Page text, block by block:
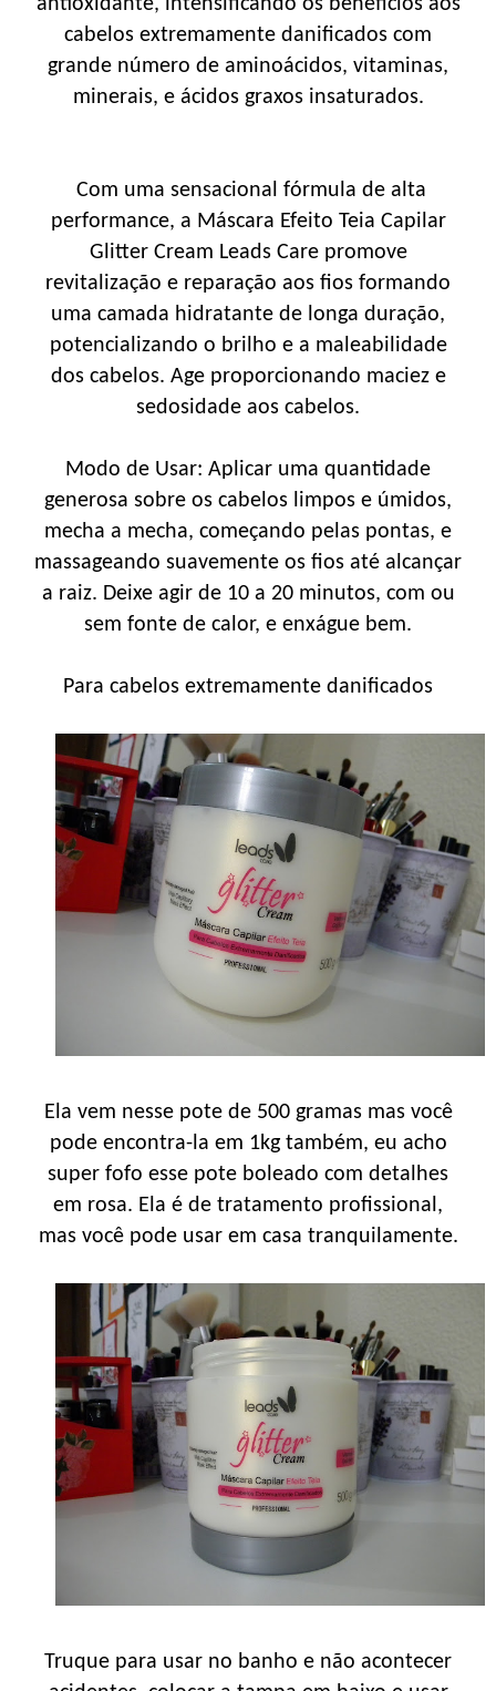
cabelos extremamente danificados com
grande número de aminoácidos, vitaminas,
minerais, e ácidos graxos insaturados.
Com uma sensacional fórmula de alta
performance, a Máscara Efeito Teia Capilar
Glitter Cream Leads Care promove
revitalização e reparação aos fios formando
uma camada hidratante de longa duração,
potencializando o brilho e a maleabilidade
dos cabelos. Age proporcionando maciez e
sedosidade aos cabelos.
Modo de Usar: Aplicar uma quantidade
generosa sobre os cabelos limpos e úmidos,
mecha a mecha, começando pelas pontas, e
massageando suavemente os fios até alcançar
a raiz. Deixe agir de 10 a 20 minutos, com ou
sem fonte de calor, e enxágue bem.
Para cabelos extremamente danificados
Ela vem nesse pote de 500 gramas mas você
pode encontra-la em 1kg também, eu acho
super fofo esse pote boleado com detalhes
em rosa. Ela é de tratamento profissional,
mas você pode usar em casa tranquilamente.
Truque para usar no banho e não acontecer